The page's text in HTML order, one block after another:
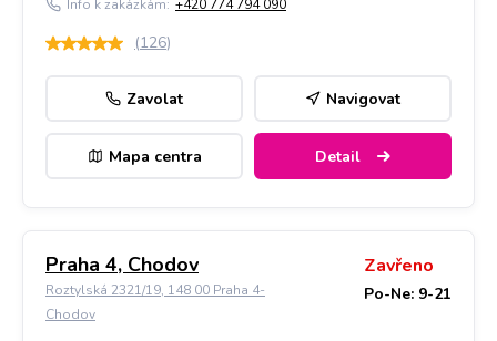
Info k zakázkám: +420 774 794 090
(126)
Zavolat Navigovat
Mapa centra Detail
Praha 4, Chodov
Roztylská 2321/19, 148 00 Praha 4-
Chodov
Zavřeno
Po-Ne: 9-21